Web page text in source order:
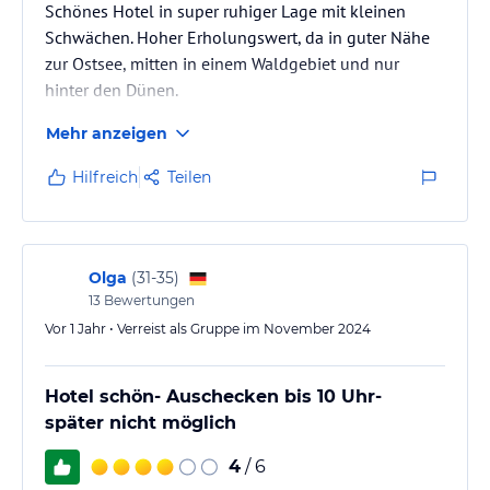
Wir freuen uns auf Sie!
Gastronomie im Hotel
sowohl am heimeligen Kamin,
In der Küche, in welcher pommersche Gerichte, zubereitet aus
legt der Chef, Helmut Kaliebe, noch selbst Hand an.
Er bereitet das Wild aus heimischen Wäldern ebenso kundig zu,
wie die Köstlichkeiten des Meeres.
Unsere kleinsten Gäste wählen aus einer eigenen Kinderkarte.
Sport und Unterhaltung
Die geräumige Blockhaus - Sauna mit separierter Terrasse steht
Ihnen täglich zur Verfügung. Ausgestattet mit einer Physiotherm
Infrarotkabine, sowie einem Fernseher und einer Musikanlage
findet hier Jeder seine ganz persönliche Entspannung.
Auch unser Masseur Robert Gutzmann hat hier seinen Arbeitsplatz.
Schönes Hotel in super ruhiger Lage mit kleinen
Schwächen. Hoher Erholungswert, da in guter Nähe
zur Ostsee, mitten in einem Waldgebiet und nur
hinter den Dünen.
Mehr anzeigen
Hilfreich Teilen
Olga (31-35)
13 Bewertungen
Vor 1 Jahr • Verreist als Gruppe im November 2024
Hotel schön- Auschecken bis 10 Uhr-
später nicht möglich
4 / 6